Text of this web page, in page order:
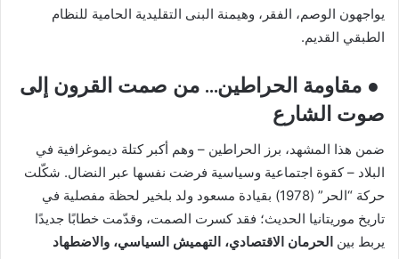
يواجهون الوصم، الفقر، وهيمنة البنى التقليدية الحامية للنظام
الطبقي القديم.
● مقاومة الحراطين… من صمت القرون إلى
صوت الشارع
ضمن هذا المشهد، برز الحراطين – وهم أكبر كتلة ديموغرافية في
البلاد – كقوة اجتماعية وسياسية فرضت نفسها عبر النضال. شكّلت
حركة “الحر” (1978) بقيادة مسعود ولد بلخير لحظة مفصلية في
تاريخ موريتانيا الحديث؛ فقد كسرت الصمت، وقدّمت خطابًا جديدًا
يربط بين الحرمان الاقتصادي، التهميش السياسي، والاضطهاد